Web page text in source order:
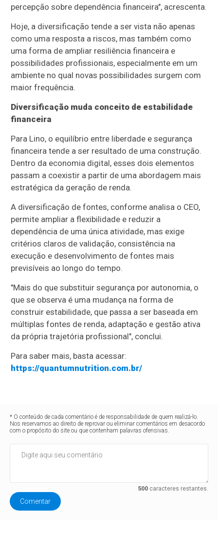
percepção sobre dependência financeira", acrescenta.
Hoje, a diversificação tende a ser vista não apenas
como uma resposta a riscos, mas também como
uma forma de ampliar resiliência financeira e
possibilidades profissionais, especialmente em um
ambiente no qual novas possibilidades surgem com
maior frequência.
Diversificação muda conceito de estabilidade
financeira
Para Lino, o equilíbrio entre liberdade e segurança
financeira tende a ser resultado de uma construção.
Dentro da economia digital, esses dois elementos
passam a coexistir a partir de uma abordagem mais
estratégica da geração de renda.
A diversificação de fontes, conforme analisa o CEO,
permite ampliar a flexibilidade e reduzir a
dependência de uma única atividade, mas exige
critérios claros de validação, consistência na
execução e desenvolvimento de fontes mais
previsíveis ao longo do tempo.
"Mais do que substituir segurança por autonomia, o
que se observa é uma mudança na forma de
construir estabilidade, que passa a ser baseada em
múltiplas fontes de renda, adaptação e gestão ativa
da própria trajetória profissional", conclui.
Para saber mais, basta acessar:
https://quantumnutrition.com.br/
* O conteúdo de cada comentário é de responsabilidade de quem realizá-lo.
Nos reservamos ao direito de reprovar ou eliminar comentários em desacordo
com o propósito do site ou que contenham palavras ofensivas.
500caracteres restantes.
Comentar